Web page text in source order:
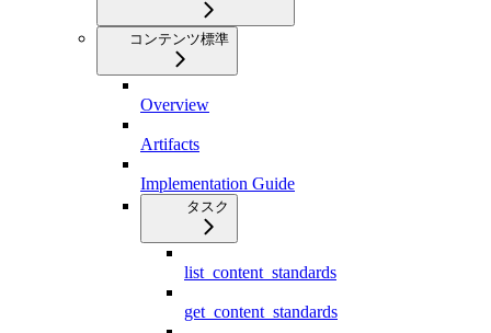
コンテンツ標準
Overview
Artifacts
Implementation Guide
タスク
list_content_standards
get_content_standards